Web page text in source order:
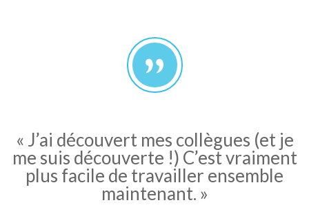
« J’ai découvert mes collègues (et je
me suis découverte !) C’est vraiment
plus facile de travailler ensemble
maintenant. »